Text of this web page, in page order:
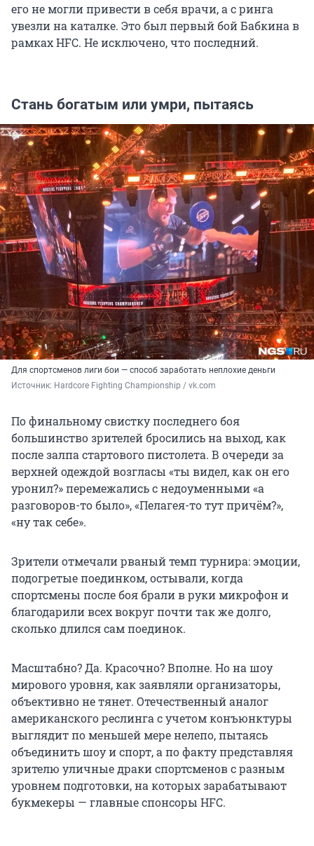
его не могли привести в себя врачи, а с ринга
увезли на каталке. Это был первый бой Бабкина в
рамках HFC. Не исключено, что последний.
Стань богатым или умри, пытаясь
Для спортсменов лиги бои — способ заработать неплохие деньги
Источник: Hardcore Fighting Championship / vk.com
По финальному свистку последнего боя
большинство зрителей бросились на выход, как
после залпа стартового пистолета. В очереди за
верхней одеждой возгласы «ты видел, как он его
уронил?» перемежались с недоуменными «а
разговоров-то было», «Пелагея-то тут причём?»,
«ну так себе».
Зрители отмечали рваный темп турнира: эмоции,
подогретые поединком, остывали, когда
спортсмены после боя брали в руки микрофон и
благодарили всех вокруг почти так же долго,
сколько длился сам поединок.
Масштабно? Да. Красочно? Вполне. Но на шоу
мирового уровня, как заявляли организаторы,
объективно не тянет. Отечественный аналог
американского реслинга с учетом конъюнктуры
выглядит по меньшей мере нелепо, пытаясь
объединить шоу и спорт, а по факту представляя
зрителю уличные драки спортсменов с разным
уровнем подготовки, на которых зарабатывают
букмекеры — главные спонсоры HFC.